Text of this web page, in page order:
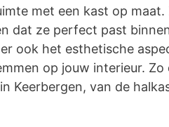
met een kast op maat.
dat ze perfect past
ook het esthetische
op jouw interieur. Zo
Keerbergen, van de